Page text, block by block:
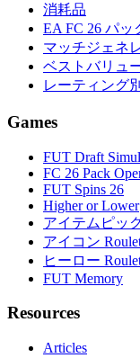
消耗品
EA FC 26 パッ
マッチジェネ
ベストバリュ
レーティング
Games
FUT Draft
FC 26 Pack
FUT Spins 26
Higher or Lower
アイテムピッ
アイコン
ヒーロー
FUT Memory
Resources
Articles